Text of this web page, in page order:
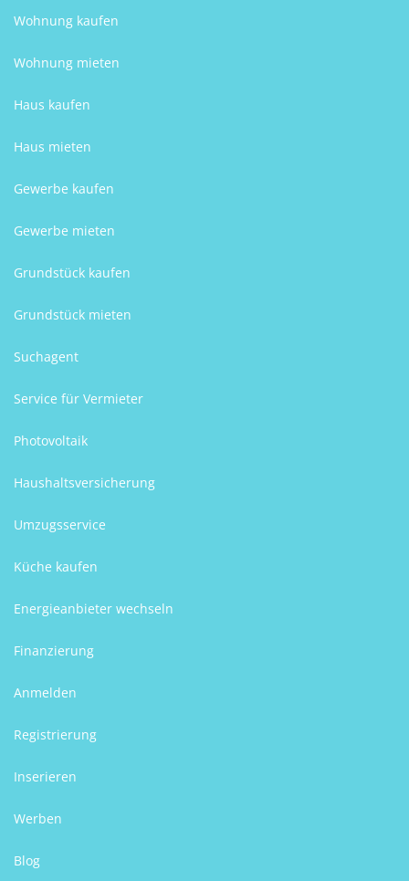
Wohnung kaufen
Wohnung mieten
Haus kaufen
Haus mieten
Gewerbe kaufen
Gewerbe mieten
Grundstück kaufen
Grundstück mieten
Suchagent
Service für Vermieter
Photovoltaik
Haushaltsversicherung
Umzugsservice
Küche kaufen
Energieanbieter wechseln
Finanzierung
Anmelden
Registrierung
Inserieren
Werben
Blog